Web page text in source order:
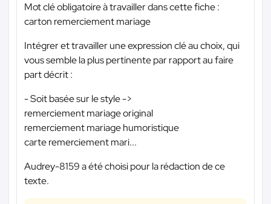
Mot clé obligatoire à travailler dans cette fiche :
carton remerciement mariage
Intégrer et travailler une expression clé au choix, qui
vous semble la plus pertinente par rapport au faire
part décrit :
- Soit basée sur le style ->
remerciement mariage original
remerciement mariage humoristique
carte remerciement mari...
Audrey-8159 a été choisi pour la rédaction de ce
texte.